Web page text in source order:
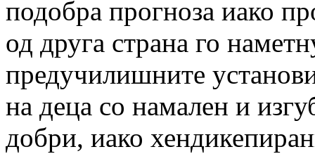
подобра прогноза иако
од друга страна го
предучилишните
на деца со намален и
добри, иако